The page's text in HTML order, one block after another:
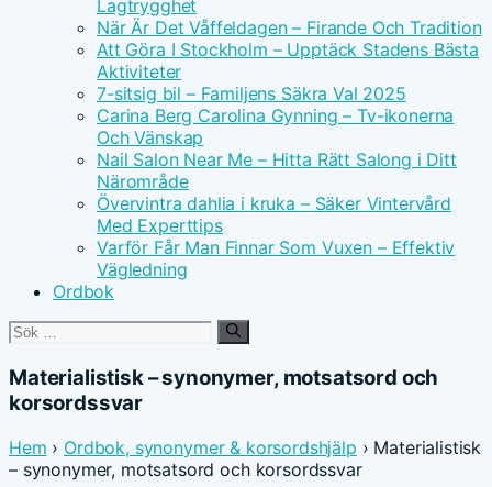
Lagtrygghet
När Är Det Våffeldagen – Firande Och Tradition
Att Göra I Stockholm – Upptäck Stadens Bästa
Aktiviteter
7-sitsig bil – Familjens Säkra Val 2025
Carina Berg Carolina Gynning – Tv-ikonerna
Och Vänskap
Nail Salon Near Me – Hitta Rätt Salong i Ditt
Närområde
Övervintra dahlia i kruka – Säker Vintervård
Med Experttips
Varför Får Man Finnar Som Vuxen – Effektiv
Vägledning
Ordbok
Sök
Materialistisk – synonymer, motsatsord och
korsordssvar
Hem › Ordbok, synonymer & korsordshjälp › Materialistisk
– synonymer, motsatsord och korsordssvar